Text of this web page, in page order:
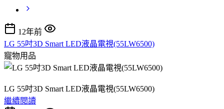
12年前
LG 55吋3D Smart LED液晶電視(55LW6500)
寵物用品
LG 55吋3D Smart LED液晶電視(55LW6500)
繼續閱讀